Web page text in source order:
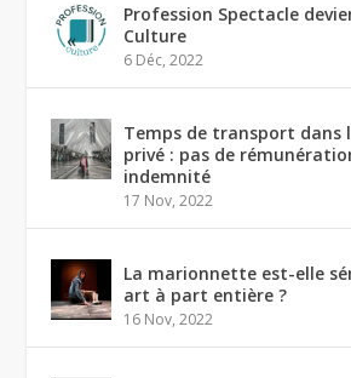
Profession Spectacle
Culture
6 Déc, 2022
Temps de transport dans
privé : pas de
indemnité
17 Nov, 2022
La marionnette est-elle
art à part entière ?
16 Nov, 2022